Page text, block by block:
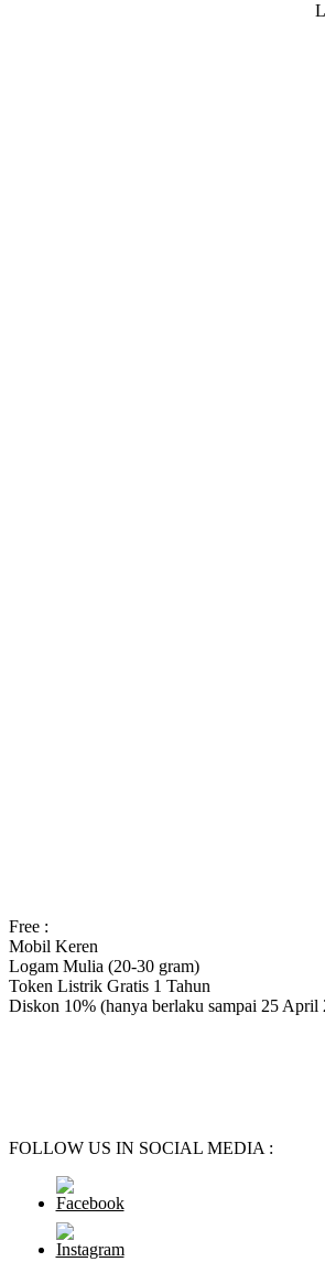
Free :
Mobil Keren
Logam Mulia (20-30 gram)
Token Listrik Gratis 1 Tahun
Diskon 10% (hanya berlaku sampai 25 April
FOLLOW US IN SOCIAL MEDIA :